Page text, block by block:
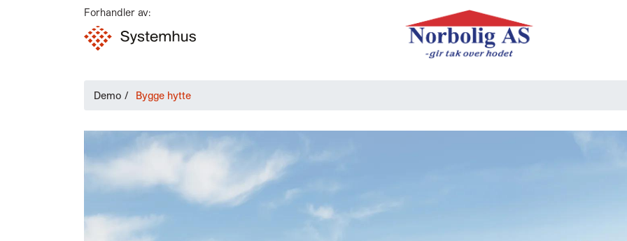
Forhandler av:
Demo / Bygge hytte